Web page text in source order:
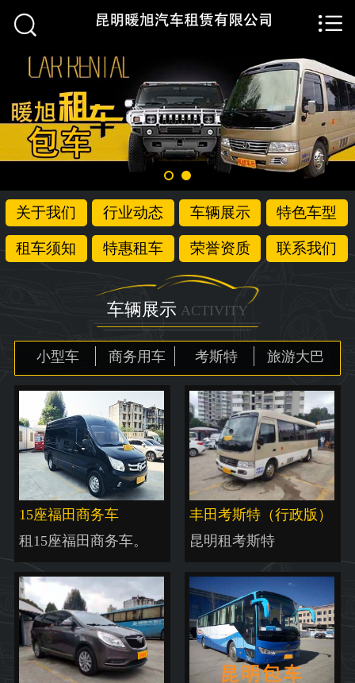
 首页
关于我们
行业动态
车辆展示
租车须知
特惠租车
荣誉资质
联系我们


关于我们 行业动态 车辆展示 特色车型
租车须知 特惠租车 荣誉资质 联系我们
车辆展示 ACTIVITY
小型车 商务用车 考斯特 旅游大巴
15座福田商务车
租15座福田商务车。
丰田考斯特（行政版）
昆明租考斯特